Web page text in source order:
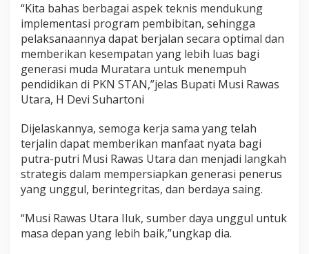
“Kita bahas berbagai aspek teknis mendukung
implementasi program pembibitan, sehingga
pelaksanaannya dapat berjalan secara optimal dan
memberikan kesempatan yang lebih luas bagi
generasi muda Muratara untuk menempuh
pendidikan di PKN STAN,”jelas Bupati Musi Rawas
Utara, H Devi Suhartoni
Dijelaskannya, semoga kerja sama yang telah
terjalin dapat memberikan manfaat nyata bagi
putra-putri Musi Rawas Utara dan menjadi langkah
strategis dalam mempersiapkan generasi penerus
yang unggul, berintegritas, dan berdaya saing.
“Musi Rawas Utara Iluk, sumber daya unggul untuk
masa depan yang lebih baik,”ungkap dia.